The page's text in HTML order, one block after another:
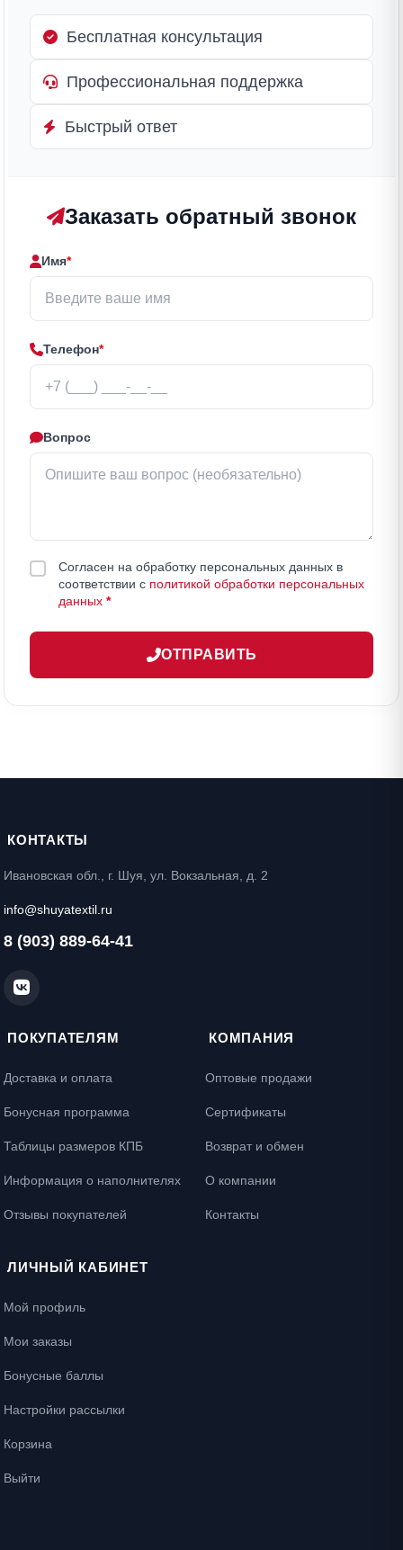
Бесплатная консультация
Профессиональная поддержка
Быстрый ответ
Заказать обратный звонок
Имя*
Телефон*
Вопрос
Согласен на обработку персональных данных в
соответствии с политикой обработки персональных
данных *
ОТПРАВИТЬ
КОНТАКТЫ
Ивановская обл., г. Шуя, ул. Вокзальная, д. 2
info@shuyatextil.ru
8 (903) 889-64-41
ПОКУПАТЕЛЯМ
Доставка и оплата
Бонусная программа
Таблицы размеров КПБ
Информация о наполнителях
Отзывы покупателей
КОМПАНИЯ
Оптовые продажи
Сертификаты
Возврат и обмен
О компании
Контакты
ЛИЧНЫЙ КАБИНЕТ
Мой профиль
Мои заказы
Бонусные баллы
Настройки рассылки
Корзина
Выйти